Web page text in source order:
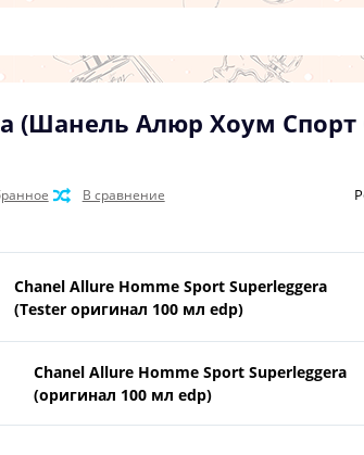
(Шанель Алюр Хоум Спорт
Chanel Allure Homme Sport Superleggera
(Tester оригинал 100 мл edp)
Chanel Allure Homme Sport Superleggera
(оригинал 100 мл edp)